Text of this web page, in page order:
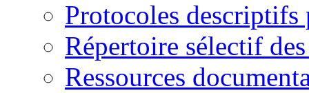
Protocoles descriptifs
Répertoire sélectif
Ressources